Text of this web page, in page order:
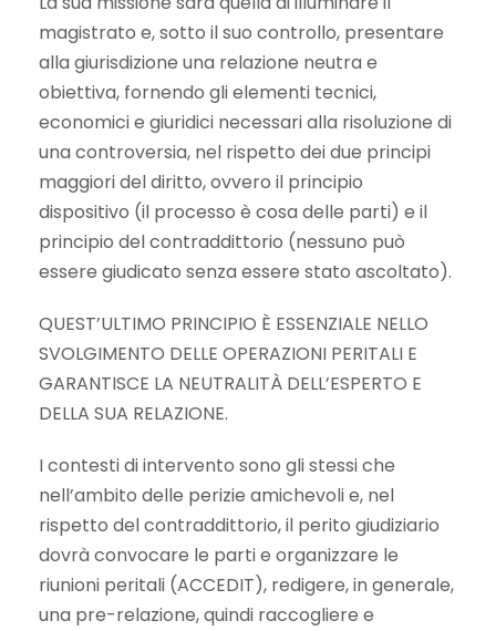
magistrato e, sotto il suo controllo, presentare
alla giurisdizione una relazione neutra e
obiettiva, fornendo gli elementi tecnici,
economici e giuridici necessari alla risoluzione di
una controversia, nel rispetto dei due principi
maggiori del diritto, ovvero il principio
dispositivo (il processo è cosa delle parti) e il
principio del contraddittorio (nessuno può
essere giudicato senza essere stato ascoltato).
QUEST’ULTIMO PRINCIPIO È ESSENZIALE NELLO
SVOLGIMENTO DELLE OPERAZIONI PERITALI E
GARANTISCE LA NEUTRALITÀ DELL’ESPERTO E
DELLA SUA RELAZIONE.
I contesti di intervento sono gli stessi che
nell’ambito delle perizie amichevoli e, nel
rispetto del contraddittorio, il perito giudiziario
dovrà convocare le parti e organizzare le
riunioni peritali (ACCEDIT), redigere, in generale,
una pre-relazione, quindi raccogliere e